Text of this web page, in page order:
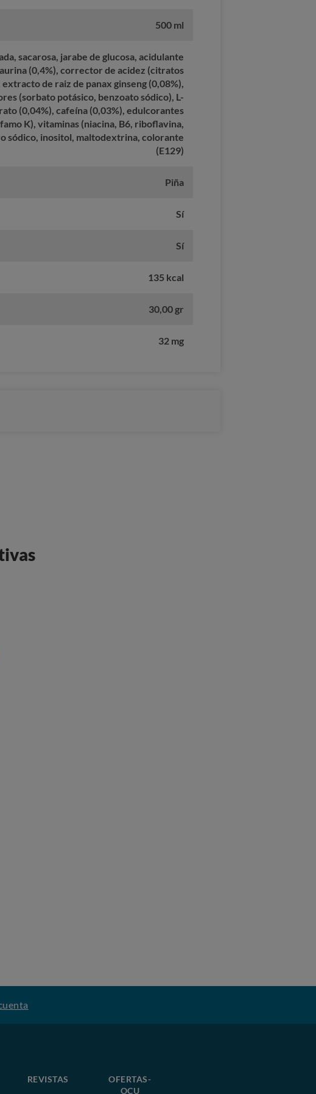
500 ml
sacarosa, jarabe de glucosa, acidulante
(0,4%), corrector de acidez (citratos
extracto de raiz de panax ginseng (0,08%),
(sorbato potásico, benzoato sódico), L-
(0,04%), cafeína (0,03%), edulcorantes
K), vitaminas (niacina, B6, riboflavina,
sódico, inositol, maltodextrina, colorante
(E129)
Piña
Sí
Sí
135 kcal
30,00 gr
32 mg
REVISTAS
OFERTAS-
OCU